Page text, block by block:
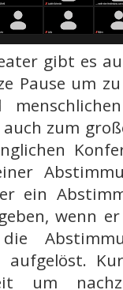
gibt es
Pause um
zum
ein
wenn
um